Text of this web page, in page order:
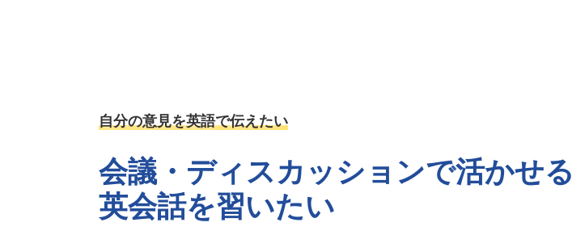
自分の意見を英語で伝えたい
会議・ディスカッションで活かせる
英会話を習いたい